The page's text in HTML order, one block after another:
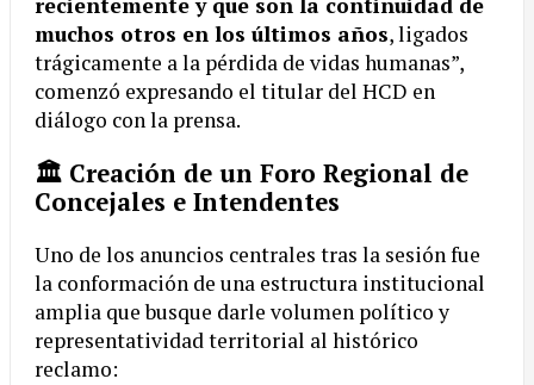
muchos otros en los últimos años, ligados
trágicamente a la pérdida de vidas humanas”,
comenzó expresando el titular del HCD en
diálogo con la prensa.
🏛️ Creación de un Foro Regional de
Concejales e Intendentes
Uno de los anuncios centrales tras la sesión fue
la conformación de una estructura institucional
amplia que busque darle volumen político y
representatividad territorial al histórico
reclamo: